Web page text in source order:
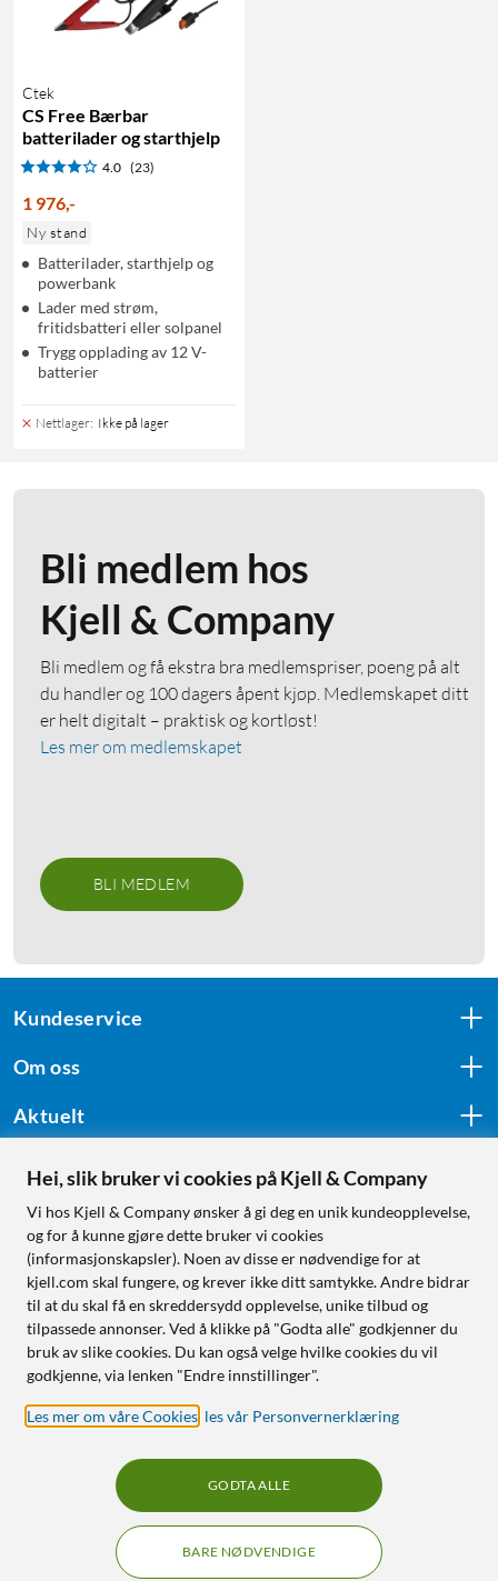
Ctek
CS Free Bærbar
batterilader og starthjelp
4.0 (23)
1 976,-
Ny stand
Batterilader, starthjelp og
powerbank
Lader med strøm,
fritidsbatteri eller solpanel
Trygg opplading av 12 V-
batterier
Nettlager: Ikke på lager
Bli medlem hos
Kjell & Company
Bli medlem og få ekstra bra medlemspriser, poeng på alt
du handler og 100 dagers åpent kjøp. Medlemskapet ditt
er helt digitalt – praktisk og kortløst!
Les mer om medlemskapet
BLI MEDLEM
Kundeservice
Om oss
Aktuelt
Følg oss
Handle fra:
Sverige
Norge
RÅD OG TILBEHØR TIL
Hei, slik bruker vi cookies på Kjell & Company
Vi hos Kjell & Company ønsker å gi deg en unik kundeopplevelse,
og for å kunne gjøre dette bruker vi cookies
(informasjonskapsler). Noen av disse er nødvendige for at
kjell.com skal fungere, og krever ikke ditt samtykke. Andre bidrar
til at du skal få en skreddersydd opplevelse, unike tilbud og
tilpassede annonser. Ved å klikke på "Godta alle" godkjenner du
bruk av slike cookies. Du kan også velge hvilke cookies du vil
godkjenne, via lenken "Endre innstillinger".
Les mer om våre Cookies les vår Personvernerklæring
BARE NØDVENDIGE
GODTA ALLE